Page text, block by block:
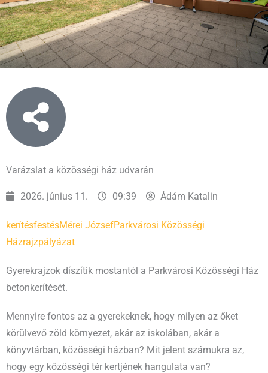
Varázslat a közösségi ház udvarán
2026. június 11. 09:39 Ádám Katalin
kerítésfestésMérei JózsefParkvárosi Közösségi
Házrajzpályázat
Gyerekrajzok díszítik mostantól a Parkvárosi Közösségi Ház
betonkerítését.
Mennyire fontos az a gyerekeknek, hogy milyen az őket
körülvevő zöld környezet, akár az iskolában, akár a
könyvtárban, közösségi házban? Mit jelent számukra az,
hogy egy közösségi tér kertjének hangulata van?